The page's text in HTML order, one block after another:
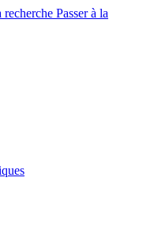
recherche Passer à la